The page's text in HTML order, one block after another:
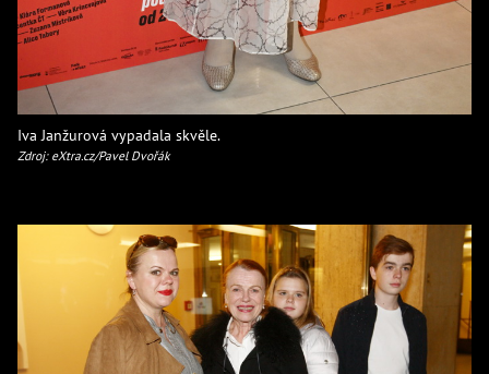
Iva Janžurová vypadala skvěle.
Zdroj: eXtra.cz/Pavel Dvořák